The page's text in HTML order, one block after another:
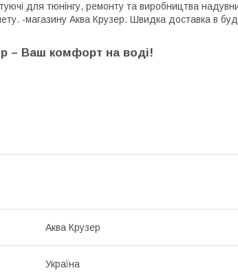
для тюнінгу, ремонту та виробництва
-магазину Аква Крузер. Швидка доставка в
– Ваш комфорт на воді!
Аква Крузер
Україна